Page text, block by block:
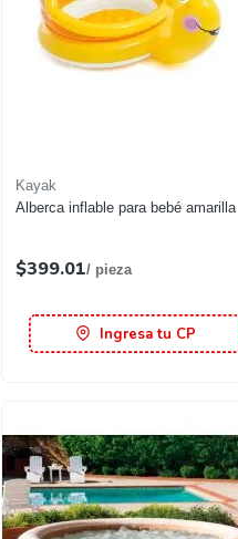
Kayak
Alberca inflable para bebé amarilla
$399.01/ pieza
Ingresa tu CP